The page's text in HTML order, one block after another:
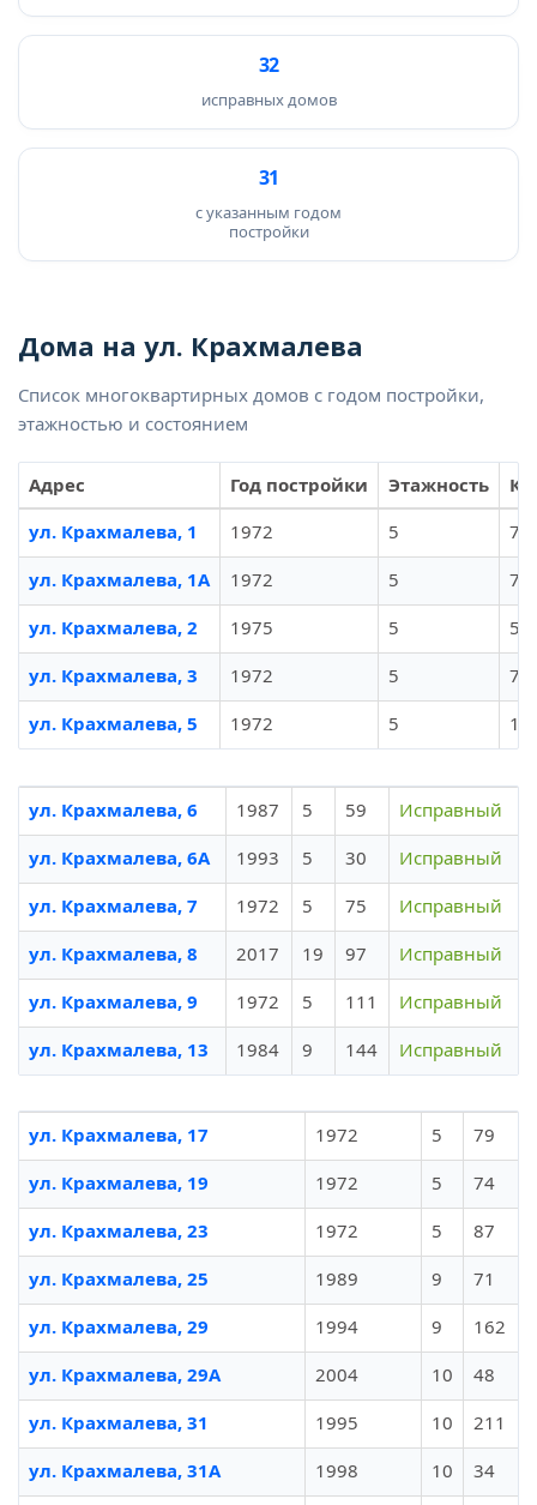
32
исправных домов
31
с указанным годом
постройки
Дома на ул. Крахмалева
Список многоквартирных домов с годом постройки,
этажностью и состоянием
Адрес Год постройки Этажность
ул. Крахмалева, 1
1972 5
70
ул. Крахмалева, 1А
1972 5
70
ул. Крахмалева, 2
1975 5
56
ул. Крахмалева, 3
1972 5
71
ул. Крахмалева, 5
1972 5
ул. Крахмалева, 6 1987 5 59
Исправный
ул. Крахмалева, 6А
1993 5 30
Исправный
ул. Крахмалева, 7
1972 5 75
Исправный
ул. Крахмалева, 8
2017 19 97
Исправный
ул. Крахмалева, 9
1972 5 111
Исправный
ул. Крахмалева, 13
1984 9 144 Исправный
ул. Крахмалева, 17 1972 5
79
ул. Крахмалева, 19
1972 5
74
ул. Крахмалева, 23
1972 5
87
ул. Крахмалева, 25
1989 9
71
ул. Крахмалева, 29
1994 9
162
ул. Крахмалева, 29А
2004 10
48
ул. Крахмалева, 31
1995 10
211
ул. Крахмалева, 31А
1998 10
34